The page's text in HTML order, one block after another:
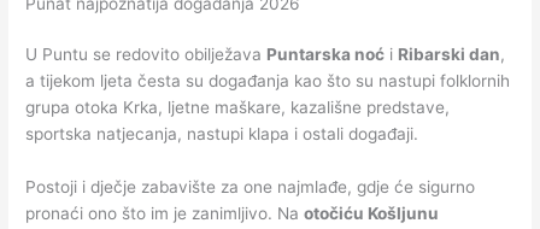
Punat najpoznatija događanja 2026
U Puntu se redovito obilježava Puntarska noć i Ribarski dan,
a tijekom ljeta česta su događanja kao što su nastupi folklornih
grupa otoka Krka, ljetne maškare, kazališne predstave,
sportska natjecanja, nastupi klapa i ostali događaji.
Postoji i dječje zabavište za one najmlađe, gdje će sigurno
pronaći ono što im je zanimljivo. Naotočiću Košljunu